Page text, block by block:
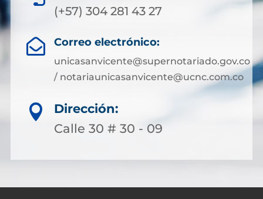
(+57) 304 281 43 27
 Correo electrónico:
unicasanvicente@supernotariado.gov.co
/ notariaunicasanvicente@ucnc.com.co

Dirección:
Calle 30 # 30 - 09